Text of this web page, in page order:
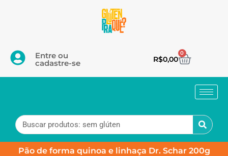
Entre ou
cadastre-se R$0,00
0
Pão de forma quinoa e linhaça Dr. Schar 200g